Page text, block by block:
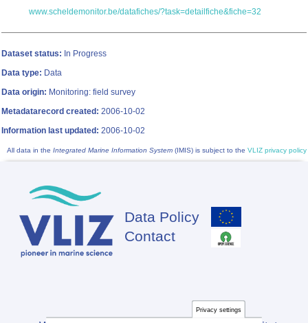
www.scheldemonitor.be/datafiches/?task=detailfiche&fiche=32
Dataset status: In Progress
Data type: Data
Data origin: Monitoring: field survey
Metadatarecord created: 2006-10-02
Information last updated: 2006-10-02
All data in the Integrated Marine Information System (IMIS) is subject to the VLIZ privacy policy
Footer
Data Policy
Contact
Privacy settings